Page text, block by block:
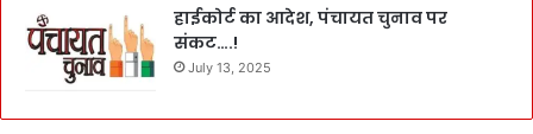
हाईकोर्ट का आदेश, पंचायत चुनाव पर
संकट….!
July 13, 2025